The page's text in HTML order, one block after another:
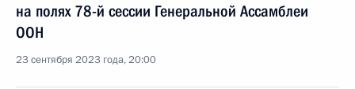
на полях 78-й сессии Генеральной Ассамблеи
ООН
23 сентября 2023 года, 20:00